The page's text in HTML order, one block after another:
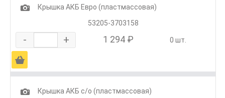
1
Крышка АКБ Евро (пластмассовая)
53205-3703158
- + 1 294 ₽ 0 шт.
Ä
1
Крышка АКБ с/о (пластмассовая)